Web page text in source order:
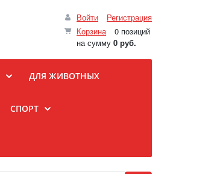
Войти
Регистрация
Корзина
0 позиций
на сумму 0 руб.
ДЛЯ ЖИВОТНЫХ
СПОРТ